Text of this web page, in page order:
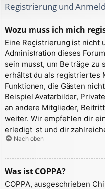
Registrierung und
Wozu muss ich mich
Eine Registrierung ist nicht
Administration dieses
sein musst, um Beiträge zu
erhältst du als registriertes
Funktionen, die Gästen
Beispiel Avatarbilder,
an andere Mitglieder,
weiter. Wir empfehlen dir
erledigt ist und dir
Nach oben
Was ist COPPA?
COPPA, ausgeschrieben